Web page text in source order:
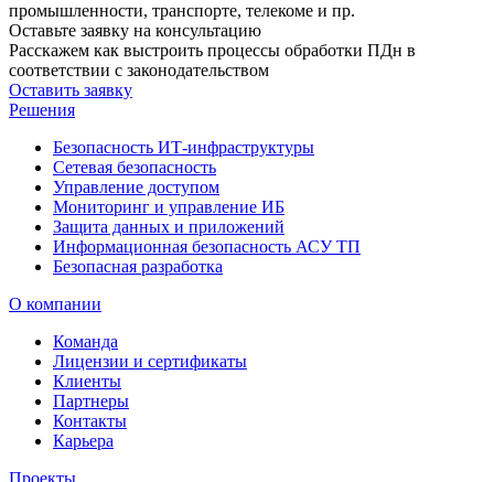
промышленности, транспорте, телекоме и пр.
Оставьте заявку на консультацию
Расскажем как выстроить процессы обработки ПДн в
соответствии с законодательством
Оставить заявку
Решения
Безопасность ИТ-инфраструктуры
Сетевая безопасность
Управление доступом
Мониторинг и управление ИБ
Защита данных и приложений
Информационная безопасность АСУ ТП
Безопасная разработка
О компании
Команда
Лицензии и сертификаты
Клиенты
Партнеры
Контакты
Карьера